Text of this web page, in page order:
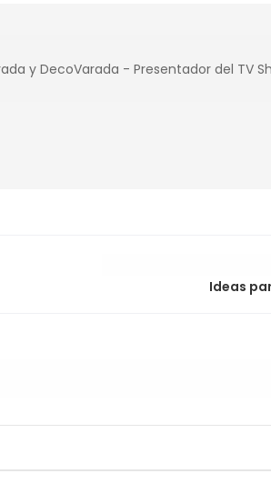
y DecoVarada - Presentador del TV
Ideas